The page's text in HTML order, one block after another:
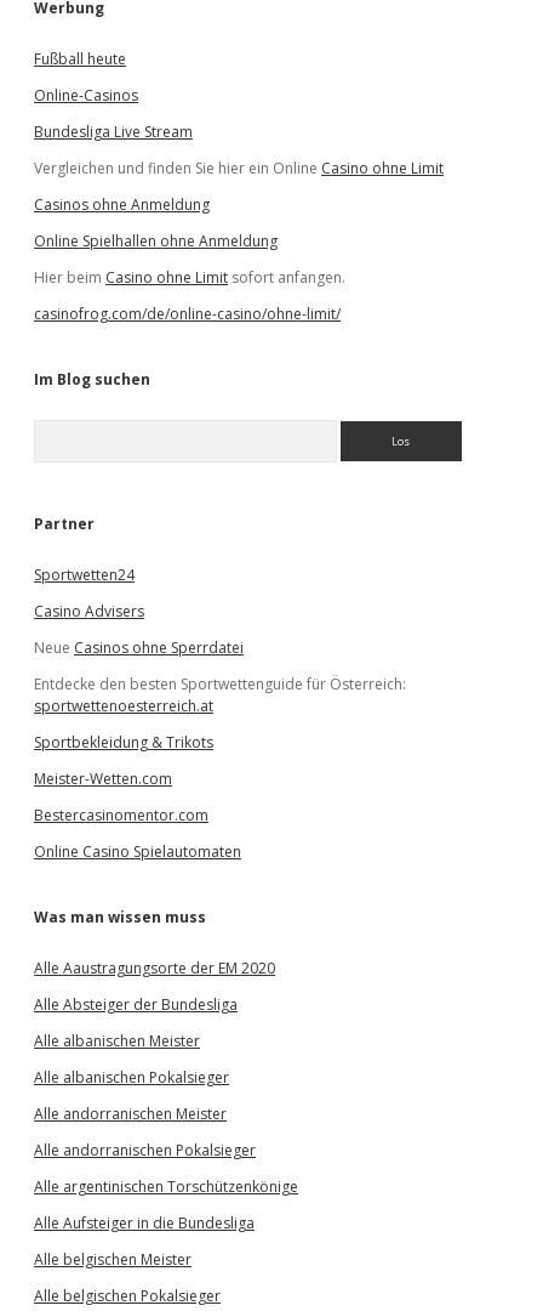
Werbung
Fußball heute
Online-Casinos
Bundesliga Live Stream
Vergleichen und finden Sie hier ein Online Casino ohne Limit
Casinos ohne Anmeldung
Online Spielhallen ohne Anmeldung
Hier beim Casino ohne Limit sofort anfangen.
casinofrog.com/de/online-casino/ohne-limit/
Im Blog suchen
e
Partner
Sportwetten24
Casino Advisers
Neue Casinos ohne Sperrdatei
Entdecke den besten Sportwettenguide für Österreich:
sportwettenoesterreich.at
Sportbekleidung & Trikots
Meister-Wetten.com
Bestercasinomentor.com
Online Casino Spielautomaten
Was man wissen muss
Alle Aaustragungsorte der EM 2020
Alle Absteiger der Bundesliga
Alle albanischen Meister
Alle albanischen Pokalsieger
Alle andorranischen Meister
Alle andorranischen Pokalsieger
Alle argentinischen Torschützenkönige
Alle Aufsteiger in die Bundesliga
Alle belgischen Meister
Alle belgischen Pokalsieger